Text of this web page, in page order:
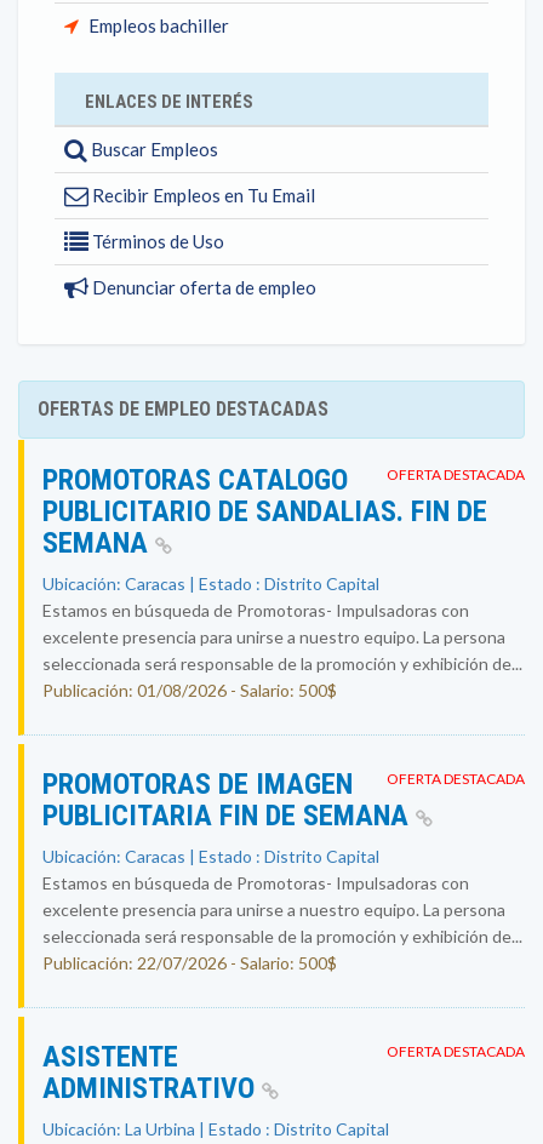
Empleos bachiller
ENLACES DE INTERÉS
Buscar Empleos
Recibir Empleos en Tu Email
Términos de Uso
Denunciar oferta de empleo
OFERTAS DE EMPLEO DESTACADAS
OFERTA DESTACADA
PROMOTORAS CATALOGO
PUBLICITARIO DE SANDALIAS. FIN DE
SEMANA
Ubicación: Caracas | Estado : Distrito Capital
Estamos en búsqueda de Promotoras- Impulsadoras con
excelente presencia para unirse a nuestro equipo. La persona
seleccionada será responsable de la promoción y exhibición de...
Publicación: 01/08/2026 - Salario: 500$
OFERTA DESTACADA
PROMOTORAS DE IMAGEN
PUBLICITARIA FIN DE SEMANA
Ubicación: Caracas | Estado : Distrito Capital
Estamos en búsqueda de Promotoras- Impulsadoras con
excelente presencia para unirse a nuestro equipo. La persona
seleccionada será responsable de la promoción y exhibición de...
Publicación: 22/07/2026 - Salario: 500$
OFERTA DESTACADA
ASISTENTE
ADMINISTRATIVO
Ubicación: La Urbina | Estado : Distrito Capital